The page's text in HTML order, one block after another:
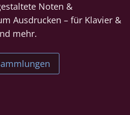
Noten &
Ausdrucken – für Klavier &
mehr.